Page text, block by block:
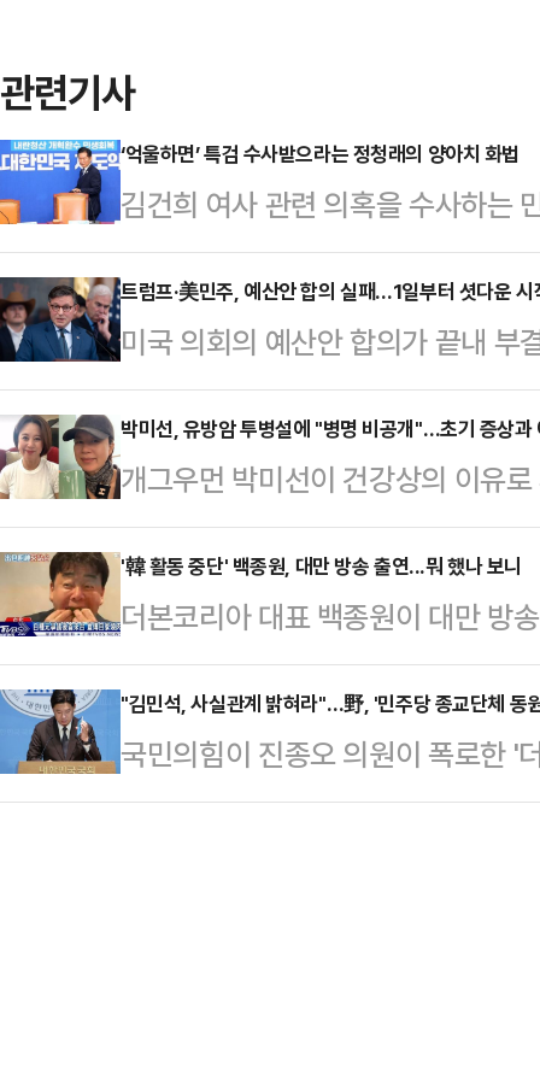
관련기사
‘억울하면’ 특검 수사받으라는 정청래의 양아치 화법
김건희 여사 관련 의혹을 수사하는
힘 당원명부 관리업체에 대해 압수
통일교 신자일 가능성이 있는 11만
졌다. 2023년의 국민의힘 당 대표
에 개입하기 위해 조직적으로 입당
다.집권 더불어민주당은 특검 압수
교(政敎)분리 원칙을 위배한 것이
주장했다(‘사실이라면…
트럼프·美민주, 예산안 합의 실패…1일부터 셧다운 시
미국 의회의 예산안 합의가 끝내 부
지)이 개시됐다.AP통신에 따르면
원내지도부는 30일(현지시간) 백
히려 노력했지만 별다른 성과를 내
산안 효력이 끝나는 1일 0시 1분(한
는 셧다운에 들어갔다.셧다운의 현
급이 중지됐다. 이에 따라 공공 서
될 경우 고…
박미선, 유방암 투병설에 "병명 비공개"…초기 증상
개그우먼 박미선이 건강상의 이유
진단' 가능성에 소속사 측이 조심스
큐브엔터테인먼트는 유방암 투병
은 어려우나 건강상의 이유로 휴식
초 방송, 개인 채널 등 활동을 중단
유로 휴식기에 들어갔다"고 밝혔으
미선의 건강 이상 문제는 측근들에
송된 JTBC '대…
'韓 활동 중단' 백종원, 대만 방송 출연...뭐 했나 보니
더본코리아 대표 백종원이 대만 방
29일(현지시간) 백종원은 대만 뉴
드를 홍보했다. 그는 타이베이 동구
법을 시연하며 특제 해산물장과 우
은 매장에서 고기를 즐길 수 있지만
"김민석, 사실관계 밝혀라"…野, '민주당 종교단체 동
국민의힘이 진종오 의원이 폭로한 '
3000명을 경선에 동원했다'는 의